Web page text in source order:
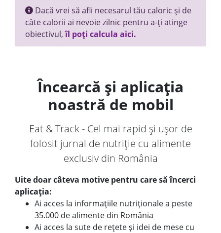
Dacă vrei să afli necesarul tău caloric și de
câte calorii ai nevoie zilnic pentru a-ți atinge
obiectivul,îl poți calcula aici.
Încearcă și aplicația
noastră de mobil
Eat & Track - Cel mai rapid și ușor de
folosit jurnal de nutriție cu alimente
exclusiv din România
Uite doar câteva motive pentru care să încerci
aplicația:
Ai acces la informațiile nutriționale a peste
35.000 de alimente din România
Ai acces la sute de rețete și idei de mese cu